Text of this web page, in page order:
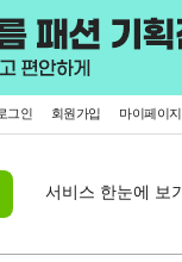
그인 회원가입 마이페이지
서비스 한눈에 보기